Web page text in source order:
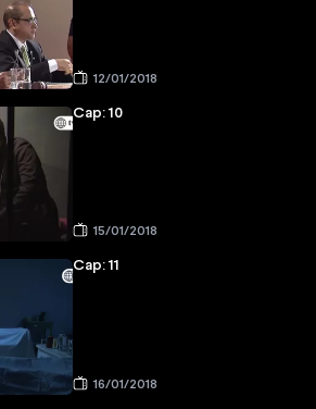
12/01/2018
Cap: 10
15/01/2018
Cap: 11
16/01/2018